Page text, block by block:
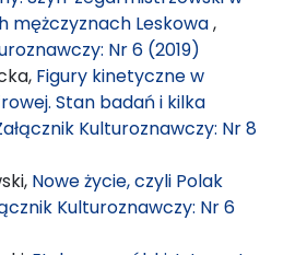
mężczyznach Leskowa,
Nr 6 (2019)
Figury kinetyczne w
Stan badań i kilka
Kulturoznawczy: Nr 8
Nowe życie, czyli Polak
Kulturoznawczy: Nr 6